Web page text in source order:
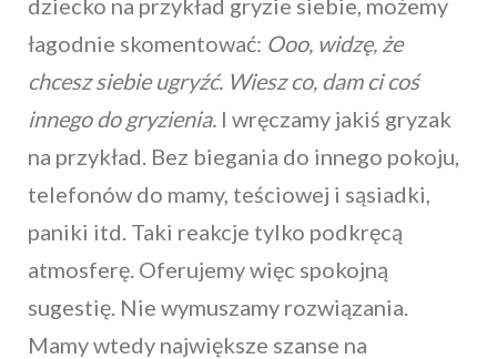
dziecko na przykład gryzie siebie, możemy
łagodnie skomentować: Ooo, widzę, że
chcesz siebie ugryźć. Wiesz co, dam ci coś
innego do gryzienia. I wręczamy jakiś gryzak
na przykład. Bez biegania do innego pokoju,
telefonów do mamy, teściowej i sąsiadki,
paniki itd. Taki reakcje tylko podkręcą
atmosferę. Oferujemy więc spokojną
sugestię. Nie wymuszamy rozwiązania.
Mamy wtedy największe szanse na